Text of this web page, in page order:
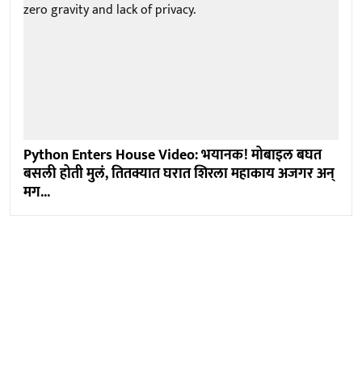
Python Enters House Video: भयानक! मोबाइल बघत
बसली होती मुलं, तितक्यात घरात शिरला महाकाय अजगर अन्
मग...